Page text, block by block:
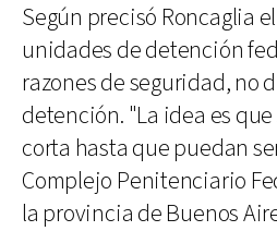
Según precisó Roncaglia
unidades de detención
razones de seguridad, no
detención. "La idea es
corta hasta que puedan
Complejo Penitenciario
la provincia de Buenos